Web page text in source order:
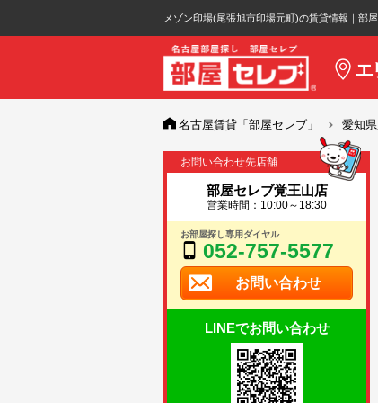
メゾン印場(尾張旭市印場元町)の賃貸情報｜部
名古屋賃貸「部屋セレブ」 愛知
お問い合わせ先店舗
部屋セレブ覚王山店
営業時間：10:00～18:30
お部屋探し専用ダイヤル
052-757-5577
お問い合わせ
LINEでお問い合わせ